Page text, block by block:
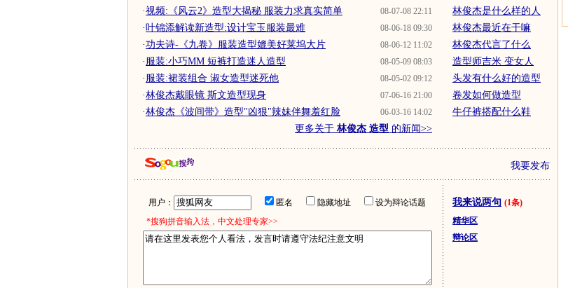
08-07-08 22:11
·视频:《风云2》造型大揭秘 服装力求真实简单
08-06-18 09:30
·叶锦添解读新造型:设计宝玉服装最难
08-06-12 11:02
·功夫诗-《九卷》服装造型媲美好莱坞大片
08-05-09 08:03
· 服装:小巧MM 短裤打造迷人造型
08-05-02 09:12
· 服装:裙装组合 淑女造型迷死他
07-06-16 21:00
·林俊杰戴眼镜 斯文造型现身
06-03-16 14:02
·林俊杰《波间带》造型"凶狠"辣妹伴舞羞红脸
更多关于 林俊杰 造型 的新闻>>
林俊杰是什么样的人
林俊杰最近在干嘛
林俊杰代言了什么
造型师吉米 变女人
头发有什么好的造型
卷发如何做造型
牛仔裤搭配什么鞋
我要发布
用户： 匿名 隐藏地址
设为辩论话题
*搜狗拼音输入法，中文处理专家>>
我来说两句 (1条)
精华区
辩论区